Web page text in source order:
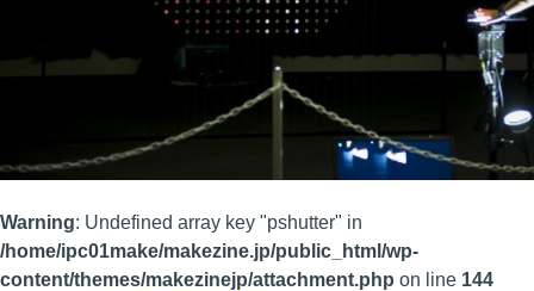
Warning: Undefined array key "pshutter" in
/home/ipc01make/makezine.jp/public_html/wp-
content/themes/makezinejp/attachment.php on line 144